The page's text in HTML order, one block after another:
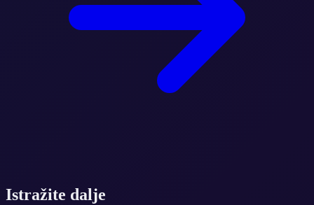
Istražite dalje